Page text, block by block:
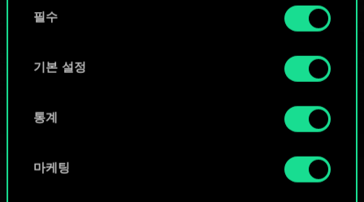
쿠키 사용에 관한 세부 사항이나 관련 설정은 아래의
필수
기본 설정
통계
마케팅